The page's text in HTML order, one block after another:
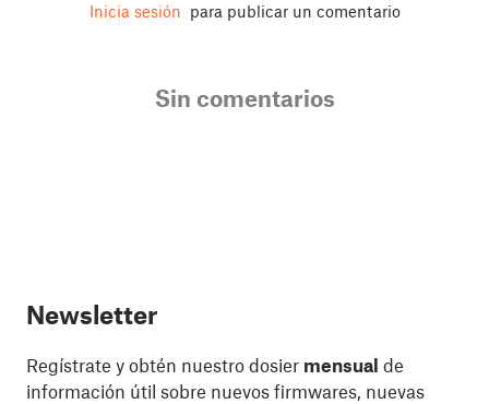
Inicia sesión para publicar un comentario
Sin comentarios
Newsletter
Regístrate y obtén nuestro dosier mensual de
información útil sobre nuevos firmwares, nuevas